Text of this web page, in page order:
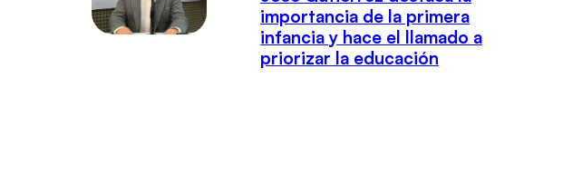
importancia de la primera
infancia y hace el llamado a
priorizar la educación